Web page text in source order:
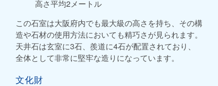
高さ平均2メートル
この石室は大阪府内でも最大級の高さを持ち、その構
造や石材の使用方法においても精巧さが見られます。
天井石は玄室に3石、羨道に4石が配置されており、
全体として非常に堅牢な造りになっています。
文化財